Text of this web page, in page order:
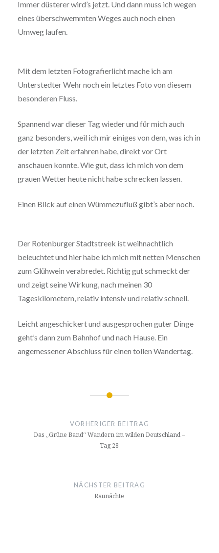
Immer düsterer wird’s jetzt. Und dann muss ich wegen
eines überschwemmten Weges auch noch einen
Umweg laufen.
Mit dem letzten Fotografierlicht mache ich am
Unterstedter Wehr noch ein letztes Foto von diesem
besonderen Fluss.
Spannend war dieser Tag wieder und für mich auch
ganz besonders, weil ich mir einiges von dem, was ich in
der letzten Zeit erfahren habe, direkt vor Ort
anschauen konnte. Wie gut, dass ich mich von dem
grauen Wetter heute nicht habe schrecken lassen.
Einen Blick auf einen Wümmezufluß gibt’s aber noch.
Der Rotenburger Stadtstreek ist weihnachtlich
beleuchtet und hier habe ich mich mit netten Menschen
zum Glühwein verabredet. Richtig gut schmeckt der
und zeigt seine Wirkung, nach meinen 30
Tageskilometern, relativ intensiv und relativ schnell.
Leicht angeschickert und ausgesprochen guter Dinge
geht’s dann zum Bahnhof und nach Hause. Ein
angemessener Abschluss für einen tollen Wandertag.
Beitragsnavigation
VORHERIGER BEITRAG
Das „Grüne Band“ Wandern im wilden Deutschland –
Tag 28
NÄCHSTER BEITRAG
Raunächte